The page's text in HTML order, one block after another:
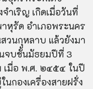
ำเริญ เกิดเมื่อวันที่
หุรัด อำเภอพระนคร
วนกุหลาบ แล้วยังมา
นจบชั้นมัธยมปีที่ 3
เมื่อ พ.ศ. ๒๔๕๔ ในปี
กองเครื่องสายฝรั่ง